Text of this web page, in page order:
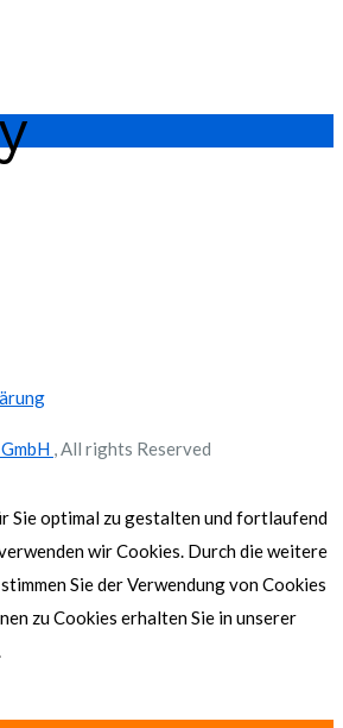
, All rights Reserved
Sie optimal zu gestalten und fortlaufend
wir Cookies. Durch die weitere
Sie der Verwendung von Cookies
zu Cookies erhalten Sie in unserer